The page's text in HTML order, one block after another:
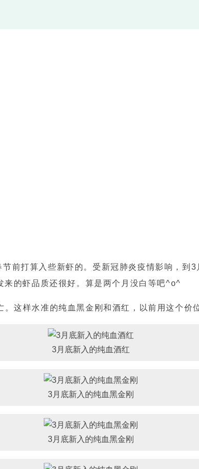
前打算入些新虾的。受新冠肺炎疫情影响，到
来的虾品质还很好。算是两个月没白等吧^o^
这样水准的纯血黑金刚和酒红，以前用这个价
3月底新入的纯血酒红
3月底新入的纯血黑金刚
3月底新入的纯血黑金刚